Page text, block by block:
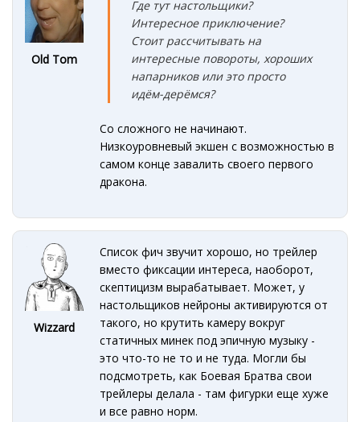
Old Tom
Где тут настольщики?
Интересное приключение?
Стоит рассчитывать на
интересные повороты, хороших
напарников или это просто
идём-дерёмся?
Со сложного не начинают.
Низкоуровневый экшен с возможностью в
самом конце завалить своего первого
дракона.
Wizzard
Список фич звучит хорошо, но трейлер
вместо фиксации интереса, наоборот,
скептицизм вырабатывает. Может, у
настольщиков нейроны активируются от
такого, но крутить камеру вокруг
статичных минек под эпичную музыку -
это что-то не то и не туда. Могли бы
подсмотреть, как Боевая Братва свои
трейлеры делала - там фигурки еще хуже
и все равно норм.